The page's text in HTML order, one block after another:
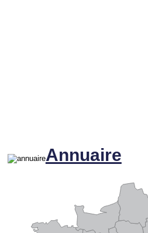
Annuaire